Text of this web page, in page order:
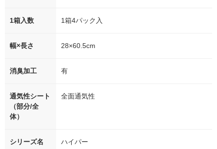
1箱入数 1箱4パック入
幅×長さ 28×60.5cm
消臭加工 有
通気性シート
（部分/全
体）
全面通気性
シリーズ名 ハイパー